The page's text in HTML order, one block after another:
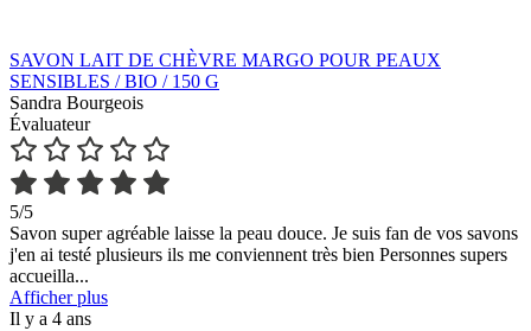
SAVON LAIT DE CHÈVRE MARGO POUR PEAUX
SENSIBLES / BIO / 150 G
Sandra Bourgeois
Évaluateur
5/5
Savon super agréable laisse la peau douce. Je suis fan de vos savons
j'en ai testé plusieurs ils me conviennent très bien Personnes supers
accueilla...
Afficher plus
Il y a 4 ans